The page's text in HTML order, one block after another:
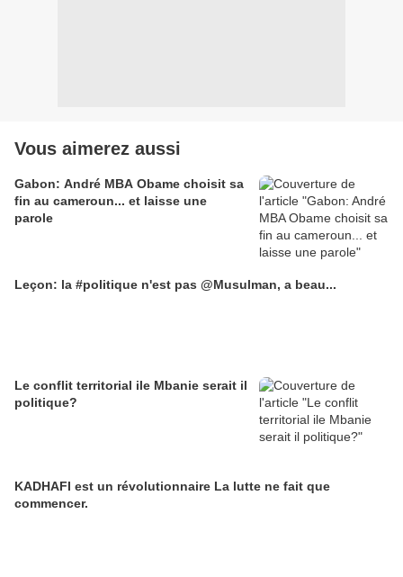
Vous aimerez aussi
Gabon: André MBA Obame choisit sa
fin au cameroun... et laisse une
parole
Leçon: la #politique n'est pas @Musulman, a beau...
Le conflit territorial ile Mbanie serait il
politique?
KADHAFI est un révolutionnaire La lutte ne fait que
commencer.